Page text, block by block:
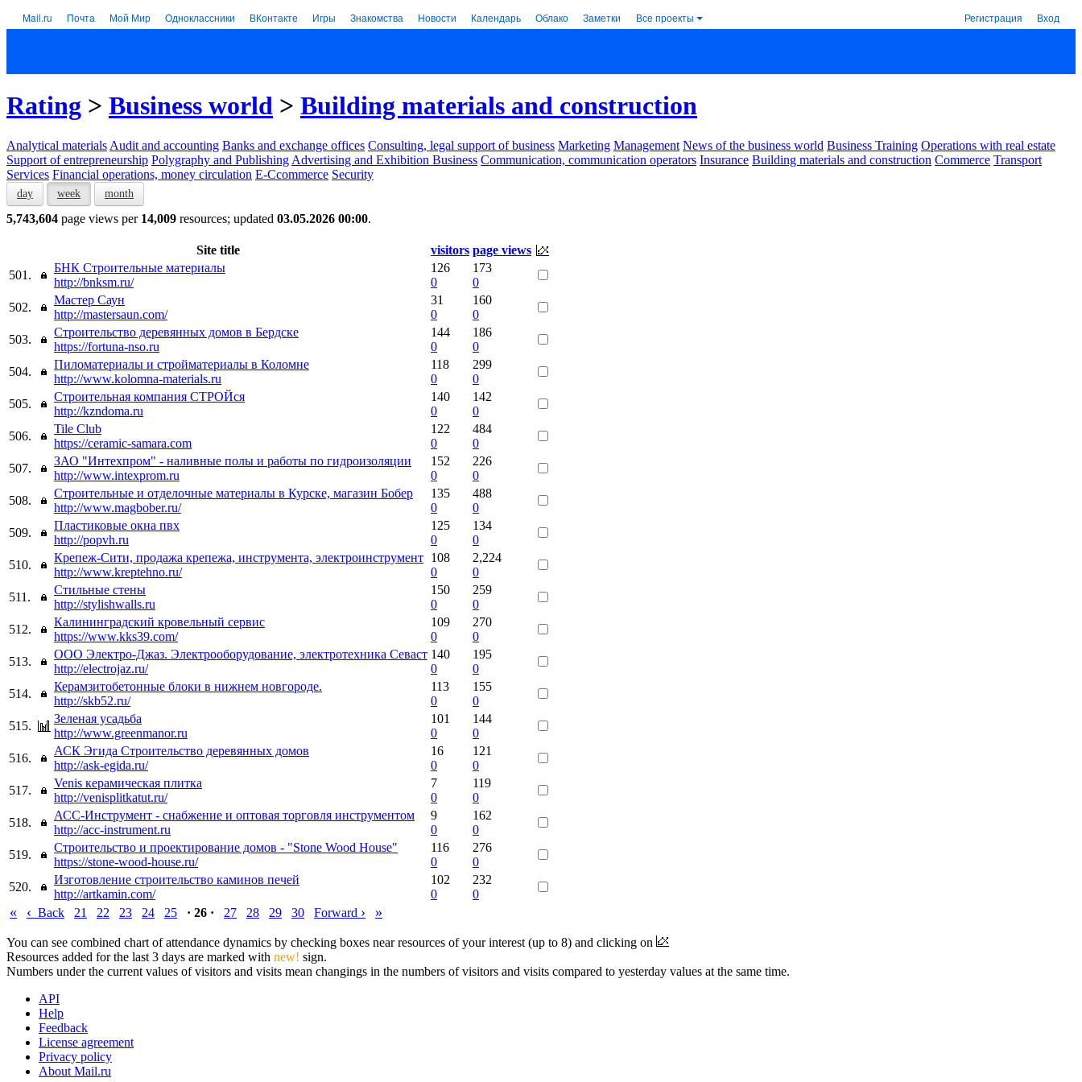
Mail.ru Почта Мой Мир Одноклассники ВКонтакте Игры Знакомства Новости Календарь Облако Заметки Все проекты Регистрация Вход
Rating > Business world > Building materials and construction
Analytical materials Audit and accounting Banks and exchange offices Consulting, legal support of business Marketing Management News of the business world Business Training Operations with real estate
Support of entrepreneurship Polygraphy and Publishing Advertising and Exhibition Business Communication, communication operators Insurance Building materials and construction Commerce Transport
Services Financial operations, money circulation E-Ccommerce Security
day week month
5,743,604 page views per 14,009 resources; updated 03.05.2026 00:00.
Site title visitors page views
501.
БНК Строительные материалы
http://bnksm.ru/
126
0
173
0
502.
Мастер Саун
http://mastersaun.com/
31
0
160
0
503.
Строительство деревянных домов в Бердске
https://fortuna-nso.ru
144
0
186
0
504.
Пиломатериалы и стройматериалы в Коломне
http://www.kolomna-materials.ru
118
0
299
0
505.
Строительная компания СТРОЙся
http://kzndoma.ru
140
0
142
0
506.
Tile Club
https://ceramic-samara.com
122
0
484
0
507.
ЗАО "Интехпром" - наливные полы и работы по гидроизоляции
http://www.intexprom.ru
152
0
226
0
508.
Строительные и отделочные материалы в Курске, магазин Бобер
http://www.magbober.ru/
135
0
488
0
509.
Пластиковые окна пвх
http://popvh.ru
125
0
134
0
510.
Крепеж-Сити, продажа крепежа, инструмента, электроинструмент
http://www.kreptehno.ru/
108
0
2,224
0
511.
Стильные стены
http://stylishwalls.ru
150
0
259
0
512.
Калининградский кровельный сервис
https://www.kks39.com/
109
0
270
0
513.
ООО Электро-Джаз. Электрооборудование, электротехника Севаст
http://electrojaz.ru/
140
0
195
0
514.
Керамзитобетонные блоки в нижнем новгороде.
http://skb52.ru/
113
0
155
0
515.
Зеленая усадьба
http://www.greenmanor.ru
101
0
144
0
516.
АСК Эгида Строительство деревянных домов
http://ask-egida.ru/
16
0
121
0
517.
Venis керамическая плитка
http://venisplitkatut.ru/
7
0
119
0
518.
АСС-Инструмент - снабжение и оптовая торговля инструментом
http://acc-instrument.ru
9
0
162
0
519.
Строительство и проектирование домов - "Stone Wood House"
https://stone-wood-house.ru/
116
0
276
0
520.
Изготовление строительство каминов печей
http://artkamin.com/
102
0
232
0
« ‹ Back 21 22 23 24 25 · 26 · 27 28 29 30 Forward › »
You can see combined chart of attendance dynamics by checking boxes near resources of your interest (up to 8) and clicking on
Resources added for the last 3 days are marked with new! sign.
Numbers under the current values of visitors and visits mean changings in the numbers of visitors and visits compared to yesterday values at the same time.
API
Help
Feedback
License agreement
Privacy policy
About Mail.ru